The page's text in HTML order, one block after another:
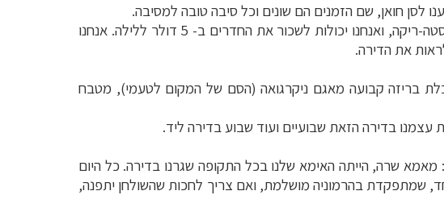
לסן חואן, שם הזמנים הם שונים וכל סיבה טובה למסיבה.
בחור אמריקאי ניגש אלינו. יש לו דירת שני חדרים בעיירה, שהוא משכיר עם שותף שנסע לשבועיים לקוסטה-ריקה, ואנחנו יכולות לשכור את החדרים ב- 5 דולר ללילה. אנחנו
את הדירה.
בריזה קבועה מאגם ניקרגואה (הסם של המקום לטעמי), מטבח
עצמנו בדירה הזאת שבועיים ועוד שבוע בדירה ליד.
שרה, הייתה האימא שלנו בכל התקופה שגרנו בדירה. כל היום
שמתפקדת בהרמוניה מושלמת, ואם צריך לחכות שהשולחן יתפנה,